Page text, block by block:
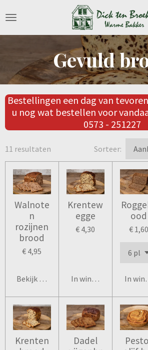
direct
naar
hoofdinhoudGevuld
Bestellingen een dag van
u nog wat bestellen voor
0573 - 251227
11 resultaten Sorteer:
Walnote
n
rozijnen
brood
€ 4,95
Bekijk details
Krentew
egge
€ 4,30
In winkelwagen
ood
€ 1,60
In
Krenten
Dadel